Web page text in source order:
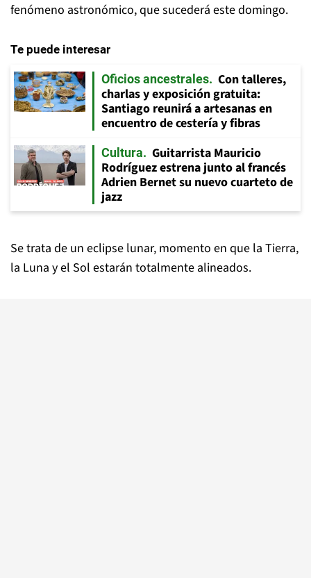
fenómeno astronómico, que sucederá este domingo.
Te puede interesar
Oficios ancestrales
Con talleres,
charlas y exposición gratuita:
Santiago reunirá a artesanas en
encuentro de cestería y fibras
Cultura
Guitarrista Mauricio
Rodríguez estrena junto al francés
Adrien Bernet su nuevo cuarteto de
jazz
Se trata de un eclipse lunar, momento en que la Tierra,
la Luna y el Sol estarán totalmente alineados.